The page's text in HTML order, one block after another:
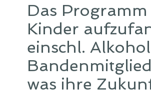
Das
Kinder
einschl.
was ihre